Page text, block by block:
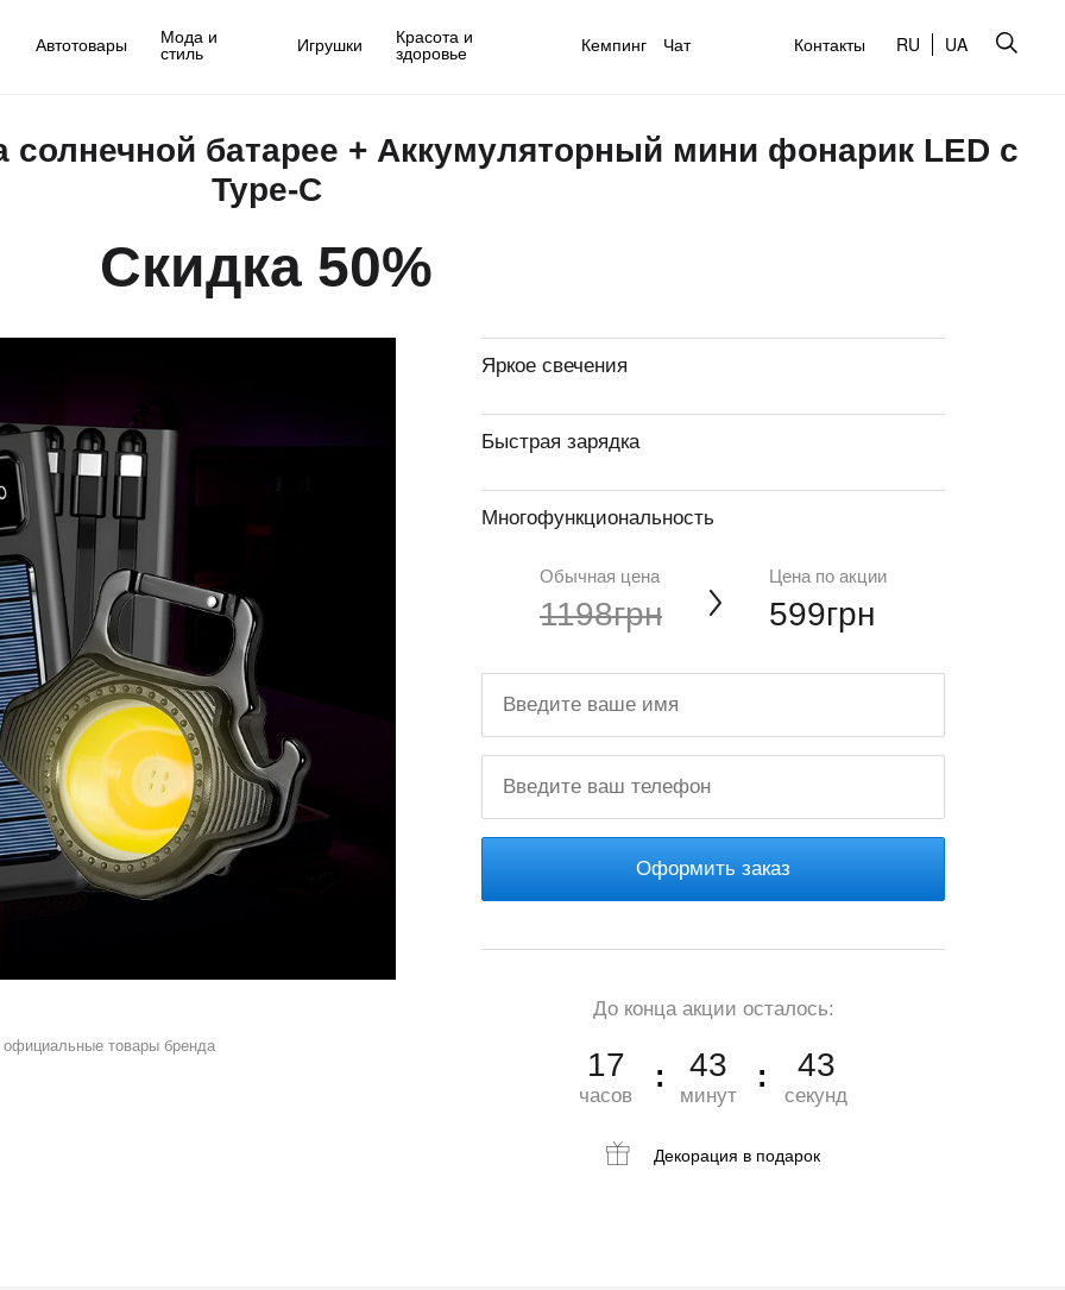
Автотовары Мода и
стиль Игрушки Красота и
здоровье Кемпинг Чат Контакты RU UA
батарее + Аккумуляторный мини фонарик LED с
Type-C
Скидка 50%
официальные товары бренда
Яркое свечения
Быстрая зарядка
Многофункциональность
Обычная цена
1198грн
Цена по акции
599грн
Оформить заказ
До конца акции осталось:
17
часов
43
минут
42
секунд
Декорация в подарок